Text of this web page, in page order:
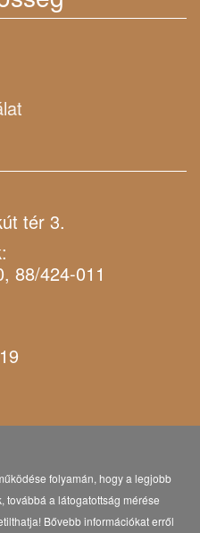
tér 3.
88/424-011
folyamán, hogy a legjobb
továbbá a látogatottság mérése
Bővebb információkat erről